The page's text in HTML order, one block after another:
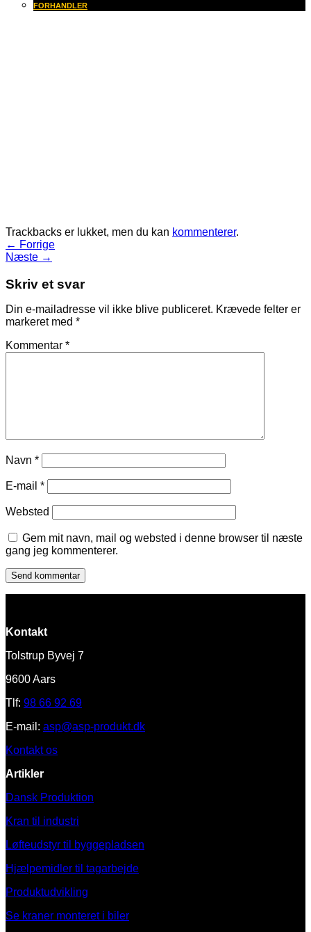
FORHANDLER
Trackbacks er lukket, men du kan kommenterer.
← Forrige
Næste →
Skriv et svar
Din e-mailadresse vil ikke blive publiceret. Krævede felter er
markeret med *
Kommentar *
Navn *
E-mail *
Websted
Gem mit navn, mail og websted i denne browser til næste
gang jeg kommenterer.
Kontakt
Tolstrup Byvej 7
9600 Aars
Tlf: 98 66 92 69
E-mail: asp@asp-produkt.dk
Kontakt os
Artikler
Dansk Produktion
Kran til industri
Løfteudstyr til byggepladsen
Hjælpemidler til tagarbejde
Produktudvikling
Se kraner monteret i biler